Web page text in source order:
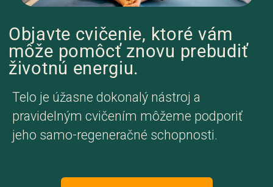
Objavte cvičenie, ktoré vám
môže pomôcť znovu prebudiť
životnú energiu.
Telo je úžasne dokonalý nástroj a
pravidelným cvičením môžeme podporiť
jeho samo-regeneračné schopnosti.